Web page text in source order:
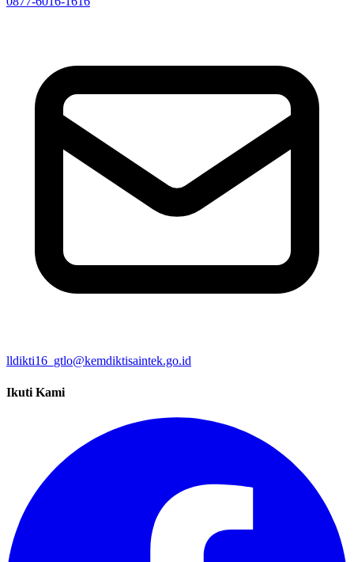
lldikti16_gtlo@kemdiktisaintek.go.id
Ikuti Kami